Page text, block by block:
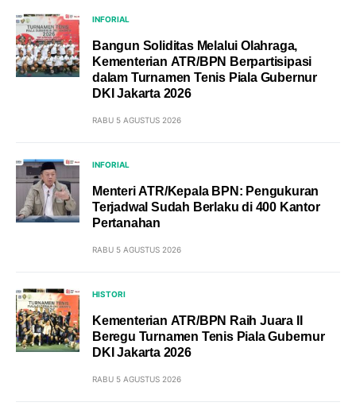
INFORIAL
Bangun Soliditas Melalui Olahraga,
Kementerian ATR/BPN Berpartisipasi
dalam Turnamen Tenis Piala Gubernur
DKI Jakarta 2026
RABU 5 AGUSTUS 2026
INFORIAL
Menteri ATR/Kepala BPN: Pengukuran
Terjadwal Sudah Berlaku di 400 Kantor
Pertanahan
RABU 5 AGUSTUS 2026
HISTORI
Kementerian ATR/BPN Raih Juara II
Beregu Turnamen Tenis Piala Gubernur
DKI Jakarta 2026
RABU 5 AGUSTUS 2026